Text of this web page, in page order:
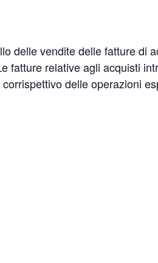
delle vendite delle fatture di
fatture relative agli acquisti
delle operazioni